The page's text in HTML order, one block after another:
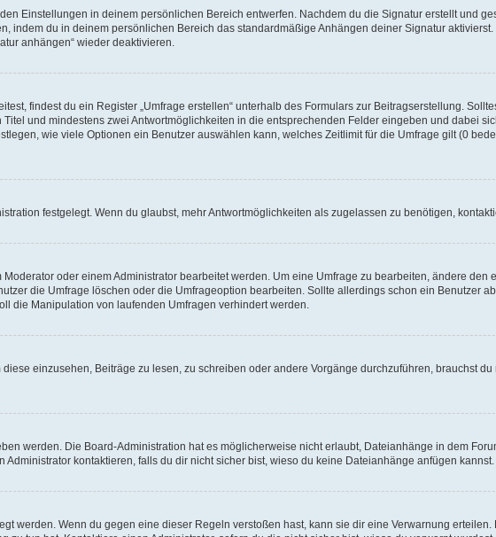
Einstellungen in deinem persönlichen Bereich entwerfen. Nachdem du die Signatur erstellt und
indem du in deinem persönlichen Bereich das standardmäßige Anhängen deiner Signatur
anhängen“ wieder deaktivieren.
findest du ein Register „Umfrage erstellen“ unterhalb des Formulars zur Beitragserstellung.
und mindestens zwei Antwortmöglichkeiten in die entsprechenden Felder eingeben und dabei
wie viele Optionen ein Benutzer auswählen kann, welches Zeitlimit für die Umfrage gilt (0
festgelegt. Wenn du glaubst, mehr Antwortmöglichkeiten als zugelassen zu benötigen,
oder einem Administrator bearbeitet werden. Um eine Umfrage zu bearbeiten, ändere den
die Umfrage löschen oder die Umfrageoption bearbeiten. Sollte allerdings schon ein Benutzer
die Manipulation von laufenden Umfragen verhindert werden.
einzusehen, Beiträge zu lesen, zu schreiben oder andere Vorgänge durchzuführen, brauchst
werden. Die Board-Administration hat es möglicherweise nicht erlaubt, Dateianhänge in dem
kontaktieren, falls du dir nicht sicher bist, wieso du keine Dateianhänge anfügen kannst.
werden. Wenn du gegen eine dieser Regeln verstoßen hast, kann sie dir eine Verwarnung